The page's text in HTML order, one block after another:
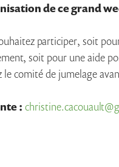
de ce grand
participer, soit
soit pour une aide
le comité de jumelage
: